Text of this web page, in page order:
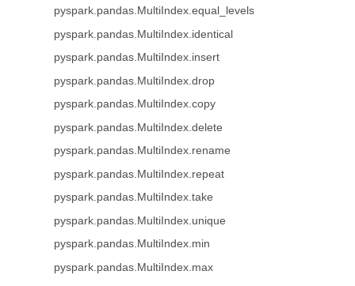
pyspark.pandas.MultiIndex.equal_levels
pyspark.pandas.MultiIndex.identical
pyspark.pandas.MultiIndex.insert
pyspark.pandas.MultiIndex.drop
pyspark.pandas.MultiIndex.copy
pyspark.pandas.MultiIndex.delete
pyspark.pandas.MultiIndex.rename
pyspark.pandas.MultiIndex.repeat
pyspark.pandas.MultiIndex.take
pyspark.pandas.MultiIndex.unique
pyspark.pandas.MultiIndex.min
pyspark.pandas.MultiIndex.max